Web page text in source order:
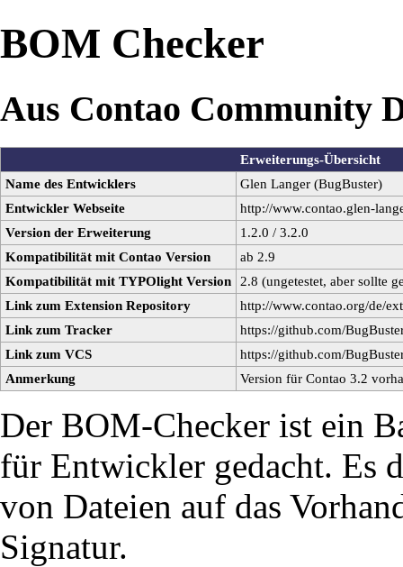
BOM Checker
Aus Contao Community
Erweiterungs-Übersicht
Name des Entwicklers
Glen Langer (BugBuster)
Entwickler Webseite
http://www.contao.glen-
Version der Erweiterung
1.2.0 / 3.2.0
Kompatibilität mit Contao Version
ab 2.9
Kompatibilität mit TYPOlight Version
2.8 (ungetestet, aber sollte
Link zum Extension Repository
http://www.contao.org/de/
Link zum Tracker
https://github.com/
Link zum VCS
https://github.com/
Anmerkung
Version für Contao 3.2
Der BOM-Checker ist ein
für Entwickler gedacht. Es
von Dateien auf das
Signatur.